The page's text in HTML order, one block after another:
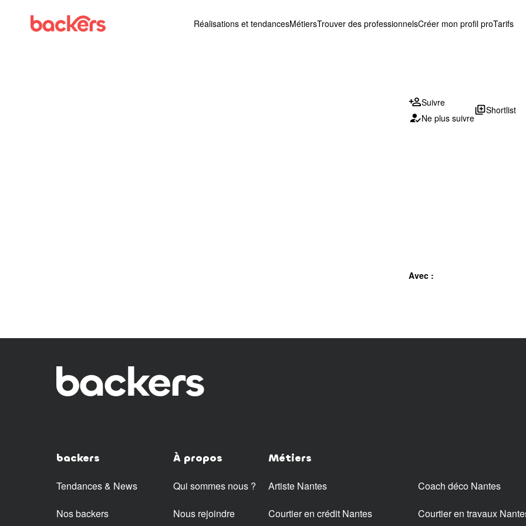
Réalisations et tendancesMétiersTrouver des professionnelsCréer mon profil proTarifs
Suivre
Ne plus suivre
library_addShortlist
Avec :
backers
Tendances & News
Nos backers
À propos
Qui sommes nous ?
Nous rejoindre
Métiers
Artiste Nantes Coach déco Nantes
Courtier en crédit Nantes Courtier en travaux